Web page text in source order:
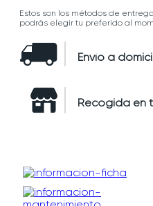
Estos son los métodos de
podrás elegir tu preferido al
Envío a
Recogida en